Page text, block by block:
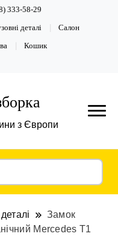
333-58-29
деталі Салон
Кошик
з Європи
Замок
Mercedes T1